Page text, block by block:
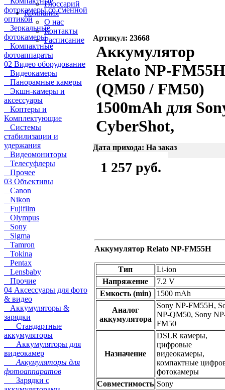
Глоссарий
Компания
О нас
Контакты
Расписание
фотокамеры со сменной
оптикой
Зеркальные
фотокамеры
Компактные
фотоаппараты
02 Видео оборудование
Видеокамеры
Панорамные камеры
Экшн-камеры и
аксессуары
Коптеры и
Комплектующие
Системы
стабилизации и
удержания
Видеомониторы
Телесуфлеры
Прочее
03 Объективы
Canon
Nikon
Fujifilm
Olympus
Sony
Sigma
Tamron
Tokina
Pentax
Lensbaby
Прочие
04 Аксессуары для фото
& видео
Аккумуляторы &
зарядки
Стандартные
аккумуляторы
Аккумуляторы для
видеокамер
Аккумуляторы для
фотоаппаратов
Зарядки с
Артикул: 23668
Аккумулятор
Relato NP-
(QM50 / FM50)
1500mAh для
CyberShot,
Дата прихода: На заказ
1 257 руб.
Аккумулятор Relato NP-FM55H
Тип
Li-ion
Напряжение
7.2 V
Емкость (min)
1500 mAh
Аналог
аккумулятора
Sony NP-FM55H,
NP-QM50, Sony
FM50
Назначение
DSLR камеры,
цифровые
видеокамеры,
компактные
фотокамеры
Совместимость Sony